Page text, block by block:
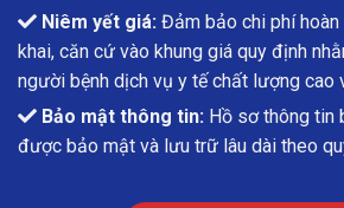
Niêm yết giá: Đảm bảo chi phí
khai, căn cứ vào khung giá quy định
người bệnh dịch vụ y tế chất lượng cao
Bảo mật thông tin: Hồ sơ thông tin
được bảo mật và lưu trữ lâu dài theo